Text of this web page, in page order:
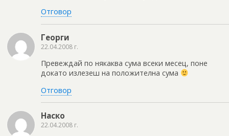
Отговор
Георги
22.04.2008 г.
Превеждай по някаква сума всеки месец, поне
докато излезеш на положителна сума
Отговор
Наско
22.04.2008 г.